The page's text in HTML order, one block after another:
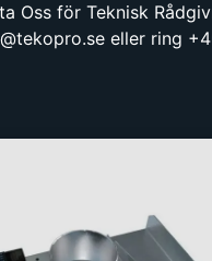
Oss för Teknisk
eller ring